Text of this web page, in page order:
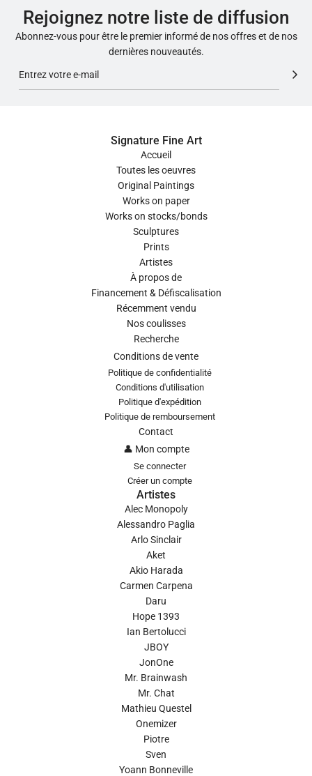
Rejoignez notre liste de diffusion
Abonnez-vous pour être le premier informé de nos offres et de nos
dernières nouveautés.
Signature Fine Art
Accueil
Toutes les oeuvres
Original Paintings
Works on paper
Works on stocks/bonds
Sculptures
Prints
Artistes
À propos de
Financement & Défiscalisation
Récemment vendu
Nos coulisses
Recherche
Conditions de vente
Politique de confidentialité
Conditions d'utilisation
Politique d'expédition
Politique de remboursement
Contact
👤 Mon compte
Se connecter
Créer un compte
Artistes
Alec Monopoly
Alessandro Paglia
Arlo Sinclair
Aket
Akio Harada
Carmen Carpena
Daru
Hope 1393
Ian Bertolucci
JBOY
JonOne
Mr. Brainwash
Mr. Chat
Mathieu Questel
Onemizer
Piotre
Sven
Yoann Bonneville